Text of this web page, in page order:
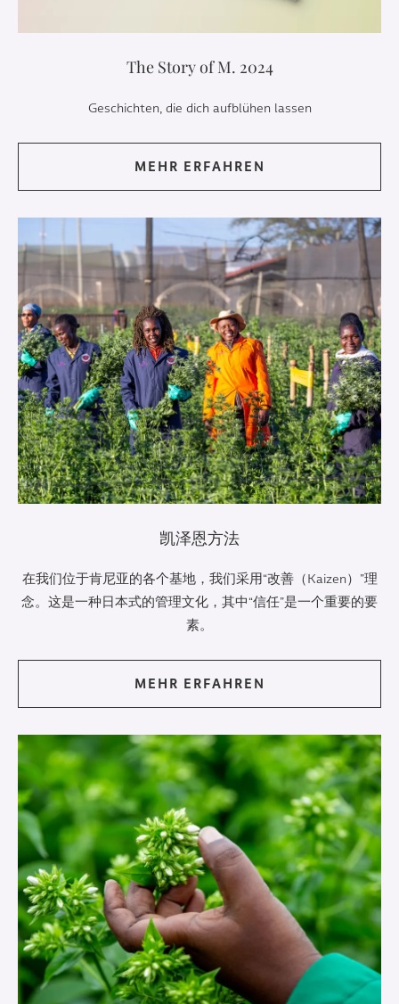
The Story of M. 2024
Geschichten, die dich aufblühen lassen
MEHR ERFAHREN
凯泽恩方法
在我们位于肯尼亚的各个基地，我们采用“改善（Kaizen）”理
念。这是一种日本式的管理文化，其中“信任”是一个重要的要
素。
MEHR ERFAHREN